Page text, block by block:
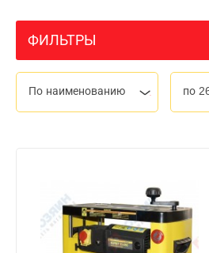
ФИЛЬТРЫ
По наименованию по